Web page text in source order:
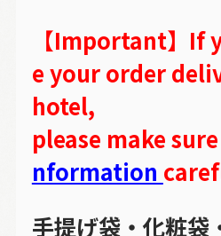
【Important】If
e your order
hotel,
please make
nformation
手提げ袋・化粧袋